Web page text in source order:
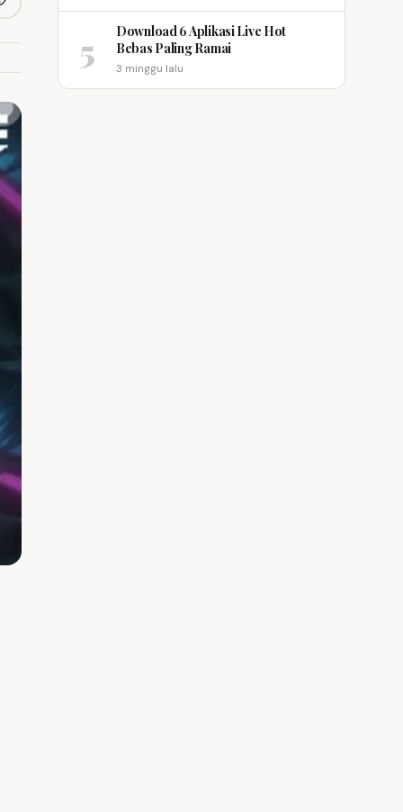
link
5
Download 6 Aplikasi Live Hot
Bebas Paling Ramai
3 minggu lalu